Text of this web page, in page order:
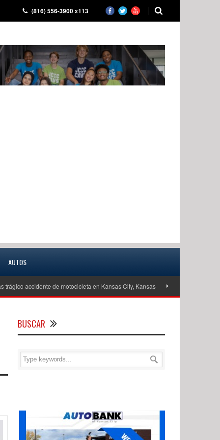
(816) 556-3900 x113
AUTOS
trágico accidente de motocicleta en Kansas City, Kansas
BUSCAR